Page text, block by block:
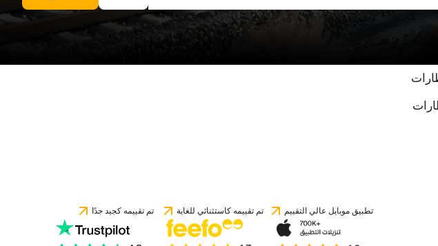
تطبيق موبايل عالي التقييم تم تقييمه كاستثنائي للغاية تم تقييمه كجيد جدًا